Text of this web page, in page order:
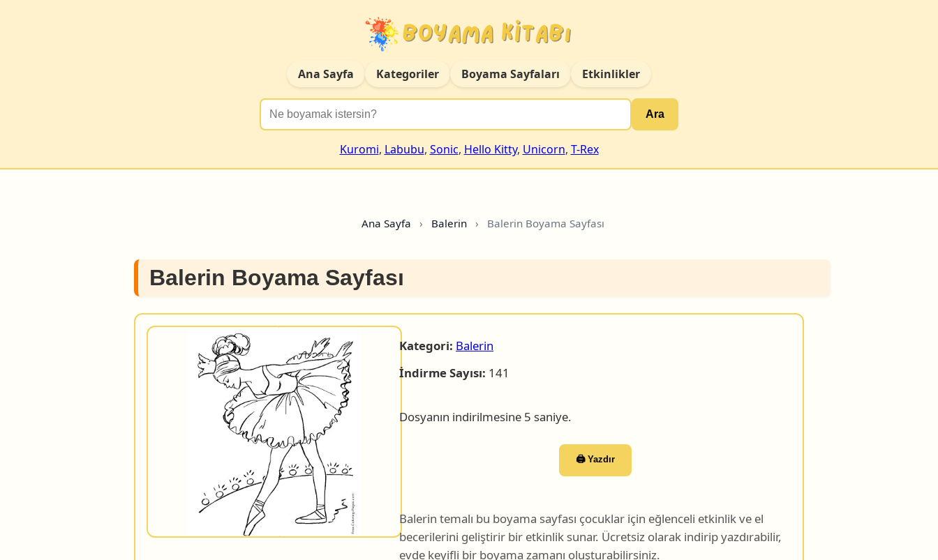
Ana Sayfa Kategoriler Boyama Sayfaları Etkinlikler
Ara
Kuromi, Labubu, Sonic, Hello Kitty, Unicorn, T-Rex
Ana Sayfa › Balerin › Balerin Boyama Sayfası
Balerin Boyama Sayfası
Kategori: Balerin
İndirme Sayısı: 141
Dosyanın indirilmesine 5 saniye.
Balerin temalı bu boyama sayfası çocuklar için eğlenceli etkinlik ve el